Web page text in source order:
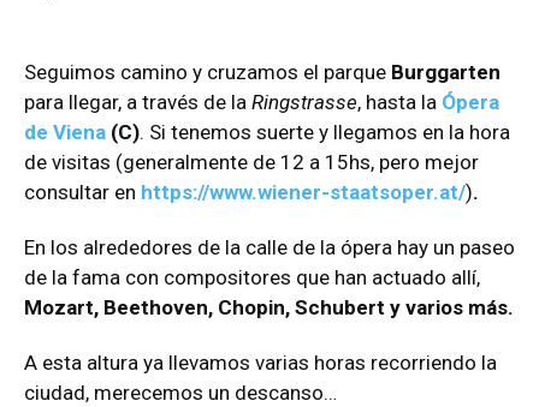
Seguimos camino y cruzamos el parque Burggarten
para llegar, a través de la Ringstrasse, hasta la Ópera
de Viena (C). Si tenemos suerte y llegamos en la hora
de visitas (generalmente de 12 a 15hs, pero mejor
consultar en https://www.wiener-staatsoper.at/).
En los alrededores de la calle de la ópera hay un paseo
de la fama con compositores que han actuado allí,
Mozart, Beethoven, Chopin, Schubert y varios más.
A esta altura ya llevamos varias horas recorriendo la
ciudad, merecemos un descanso…